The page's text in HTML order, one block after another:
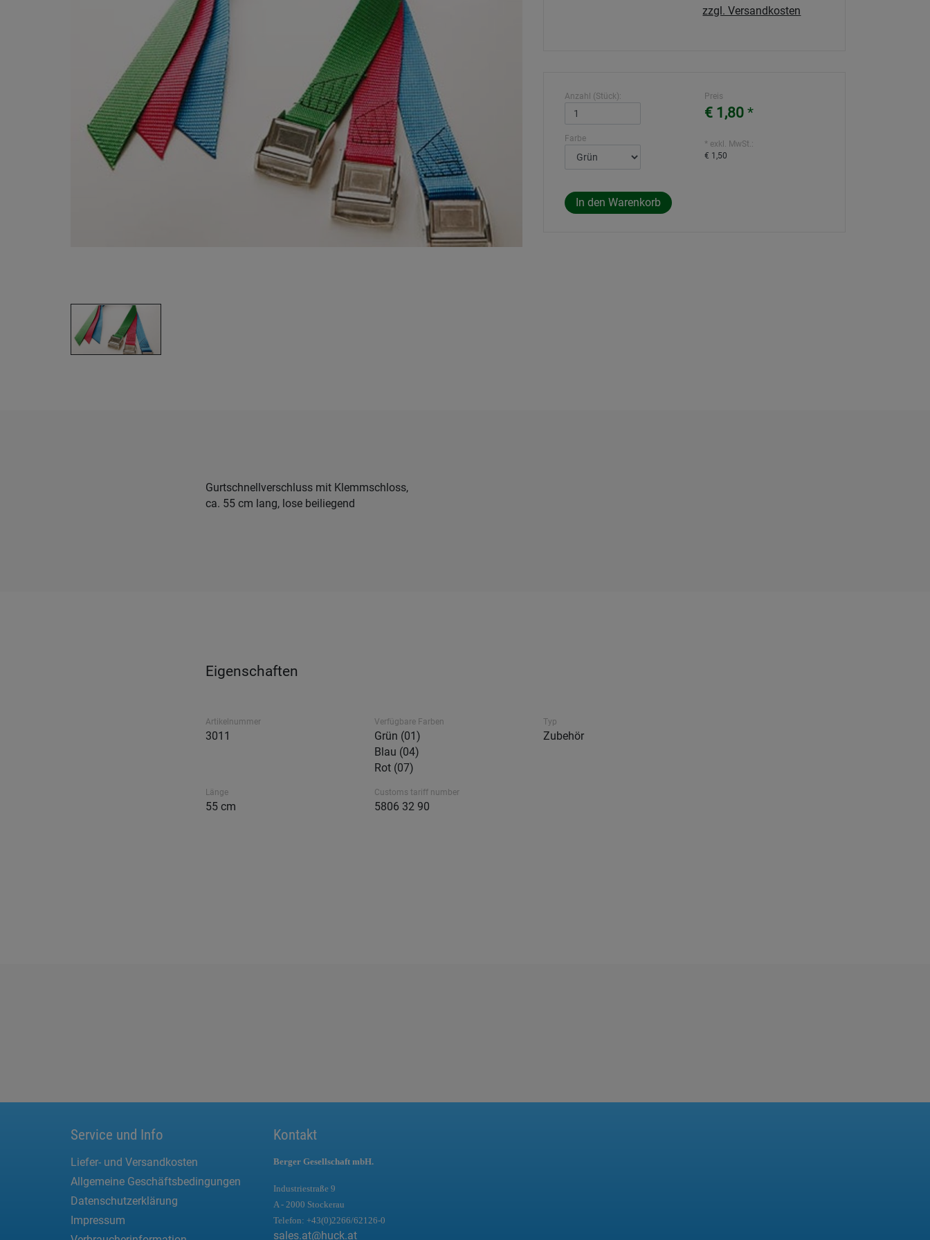
zzgl. Versandkosten
Anzahl (Stück):
Farbe
Preis
€ 1,80 *
* exkl. MwSt.:
€ 1,50
Gurtschnellverschluss mit Klemmschloss,
ca. 55 cm lang, lose beiliegend
Eigenschaften
Artikelnummer
3011
Verfügbare Farben
Grün (01)
Blau (04)
Rot (07)
Typ
Zubehör
Länge
55 cm
Customs tariff number
5806 32 90
Service und Info
Liefer- und Versandkosten
Allgemeine Geschäftsbedingungen
Datenschutzerklärung
Impressum
Kontakt
Berger Gesellschaft mbH.
Industriestraße 9
A - 2000 Stockerau
Telefon: +43(0)2266/62126-0
sales.at@huck.at